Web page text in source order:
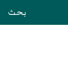
بحث